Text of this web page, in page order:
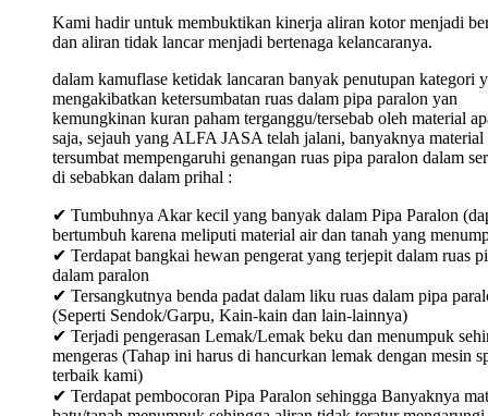
Kami hadir untuk membuktikan kinerja aliran kotor menjadi
dan aliran tidak lancar menjadi bertenaga kelancaranya.
dalam kamuflase ketidak lancaran banyak penutupan kategori
mengakibatkan ketersumbatan ruas dalam pipa paralon yan
kemungkinan kuran paham terganggu/tersebab oleh material
saja, sejauh yang ALFA JASA telah jalani, banyaknya material
tersumbat mempengaruhi genangan ruas pipa paralon dalam
di sebabkan dalam prihal :
✔ Tumbuhnya Akar kecil yang banyak dalam Pipa Paralon
bertumbuh karena meliputi material air dan tanah yang
✔ Terdapat bangkai hewan pengerat yang terjepit dalam ruas
dalam paralon
✔ Tersangkutnya benda padat dalam liku ruas dalam pipa
(Seperti Sendok/Garpu, Kain-kain dan lain-lainnya)
✔ Terjadi pengerasan Lemak/Lemak beku dan menumpuk
mengeras (Tahap ini harus di hancurkan lemak dengan mesin
terbaik kami)
✔ Terdapat pembocoran Pipa Paralon sehingga Banyaknya